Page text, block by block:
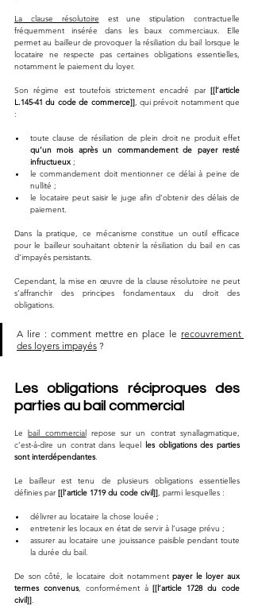
La clause résolutoire est une stipulation contractuelle
fréquemment insérée dans les baux commerciaux. Elle
permet au bailleur de provoquer la résiliation du bail lorsque le
locataire ne respecte pas certaines obligations essentielles,
notamment le paiement du loyer.
Son régime est toutefois strictement encadré par [[l’article
L.145-41 du code de commerce]], qui prévoit notamment que
:
qu’un mois après un commandement de payer resté
infructueux ;
le commandement doit mentionner ce délai à peine de
nullité ;
le locataire peut saisir le juge afin d’obtenir des délais de
paiement.
Dans la pratique, ce mécanisme constitue un outil efficace
pour le bailleur souhaitant obtenir la résiliation du bail en cas
d’impayés persistants.
Cependant, la mise en œuvre de la clause résolutoire ne peut
s’affranchir des principes fondamentaux du droit des
obligations.
A lire : comment mettre en place le recouvrement
des loyers impayés ?
Les obligations réciproques des
parties au bail commercial
Le bail commercial repose sur un contrat synallagmatique,
c’est-à-dire un contrat dans lequel les obligations des parties
sont interdépendantes.
Le bailleur est tenu de plusieurs obligations essentielles
définies par [[l’article 1719 du code civil]], parmi lesquelles :
délivrer au locataire la chose louée ;
entretenir les locaux en état de servir à l’usage prévu ;
assurer au locataire une jouissance paisible pendant toute
la durée du bail.
De son côté, le locataire doit notamment payer le loyer aux
termes convenus, conformément à [[l’article 1728 du code
civil]].